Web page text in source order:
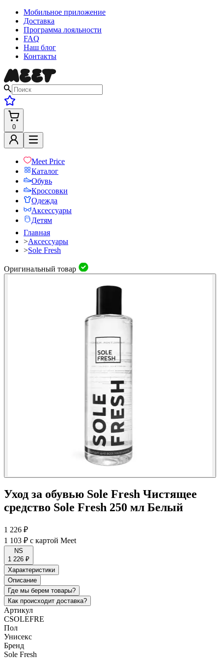
Мобильное приложение
Доставка
Программа лояльности
FAQ
Наш блог
Контакты
0
Meet Price
Каталог
Обувь
Кроссовки
Одежда
Аксессуары
Детям
Главная
>Аксессуары
>Sole Fresh
Оригинальный товар
Уход за обувью Sole Fresh Чистящее
средство Sole Fresh 250 мл Белый
1 226 ₽
1 103 ₽ с картой Meet
NS
1 226 ₽
Характеристики
Описание
Где мы берем товары?
Как происходит доставка?
Артикул
CSOLEFRE
Пол
Унисекс
Бренд
Sole Fresh